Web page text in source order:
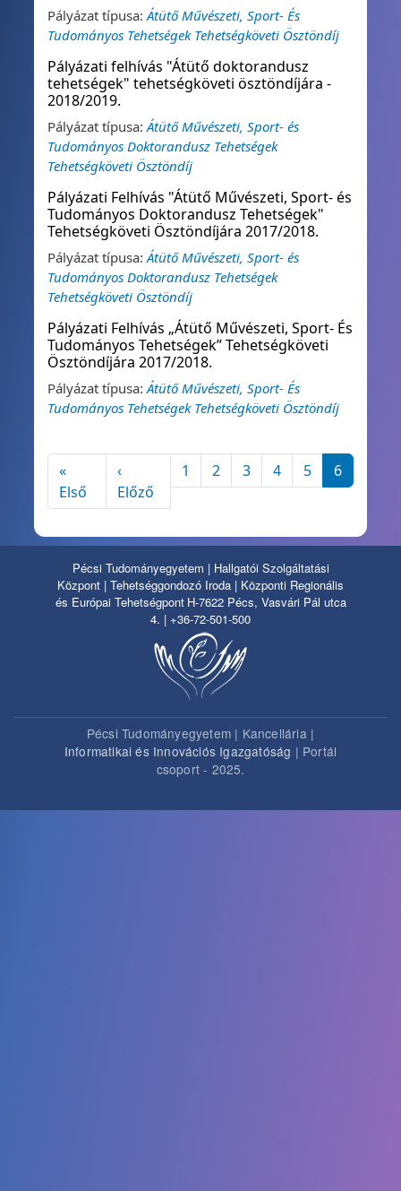
Pályázat típusa:Átütő Művészeti, Sport- És
Tudományos Tehetségek Tehetségköveti Ösztöndíj
Pályázati felhívás "Átütő doktorandusz
tehetségek" tehetségköveti ösztöndíjára -
2018/2019.
Pályázat típusa:Átütő Művészeti, Sport- és
Tudományos Doktorandusz Tehetségek
Tehetségköveti Ösztöndíj
Pályázati Felhívás "Átütő Művészeti, Sport- és
Tudományos Doktorandusz Tehetségek"
Tehetségköveti Ösztöndíjára 2017/2018.
Pályázat típusa:Átütő Művészeti, Sport- és
Tudományos Doktorandusz Tehetségek
Tehetségköveti Ösztöndíj
Pályázati Felhívás „Átütő Művészeti, Sport- És
Tudományos Tehetségek” Tehetségköveti
Ösztöndíjára 2017/2018.
Pályázat típusa:Átütő Művészeti, Sport- És
Tudományos Tehetségek Tehetségköveti Ösztöndíj
«
Első Első oldal
‹
Előző Előző oldal
1 2 3 4 5 6
Pécsi Tudományegyetem | Hallgatói Szolgáltatási
Központ | Tehetséggondozó Iroda | Központi Regionális
és Európai Tehetségpont H-7622 Pécs, Vasvári Pál utca
4. | +36-72-501-500
Pécsi Tudományegyetem | Kancellária |
Informatikai és Innovációs Igazgatóság | Portál
csoport - 2025.